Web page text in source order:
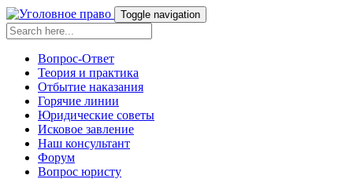
Toggle navigation
Вопрос-Ответ
Теория и практика
Отбытие наказания
Горячие линии
Юридические советы
Исковое завление
Наш консультант
Форум
Вопрос юристу